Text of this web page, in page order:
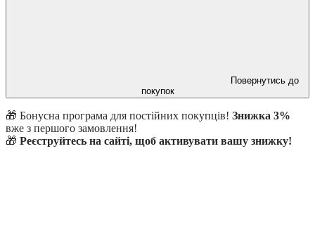
Повернутись до
покупок
🎁 Бонусна програма для постійних покупців! Знижка 3%
вже з першого замовлення!
🎁 Реєструйтесь на сайті, щоб активувати вашу знижку!